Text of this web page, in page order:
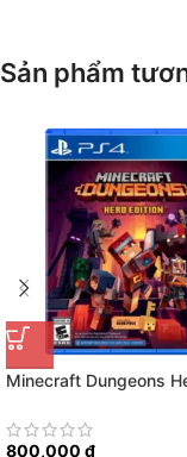
Sản phẩm
Minecraft Dungeons
800,000 ₫